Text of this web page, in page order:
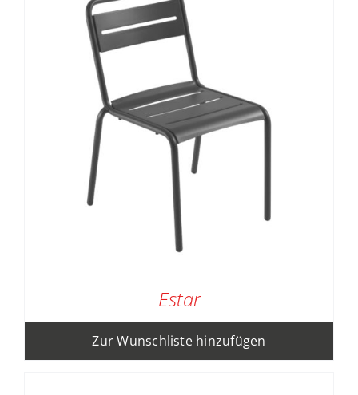
Estar
Zur Wunschliste hinzufügen